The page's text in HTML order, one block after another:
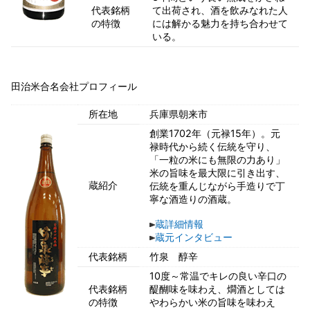
代表銘柄
の特徴
て出荷され、酒を飲みなれた人
には解かる魅力を持ち合わせて
いる。
田治米合名会社プロフィール
所在地 兵庫県朝来市
蔵紹介
創業1702年（元禄15年）。元
禄時代から続く伝統を守り、
「一粒の米にも無限の力あり」
米の旨味を最大限に引き出す、
伝統を重んじながら手造りで丁
寧な酒造りの酒蔵。
蔵詳細情報
蔵元インタビュー
代表銘柄
竹泉 醇辛
代表銘柄
の特徴
10度～常温でキレの良い辛口の
醍醐味を味わえ、燗酒としては
やわらかい米の旨味を味わえ